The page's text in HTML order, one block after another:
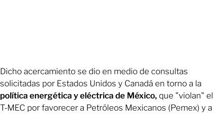
Dicho acercamiento se dio en medio de consultas
solicitadas por Estados Unidos y Canadá en torno a la
política energética y eléctrica de México, que "violan" el
T-MEC por favorecer a Petróleos Mexicanos (Pemex) y a